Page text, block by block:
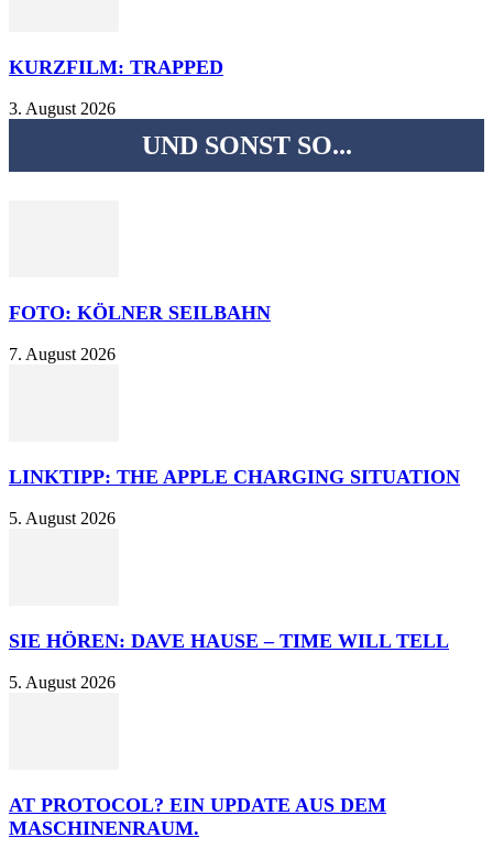
KURZFILM: TRAPPED
3. August 2026
UND SONST SO...
FOTO: KÖLNER SEILBAHN
7. August 2026
LINKTIPP: THE APPLE CHARGING SITUATION
5. August 2026
SIE HÖREN: DAVE HAUSE – TIME WILL TELL
5. August 2026
AT PROTOCOL? EIN UPDATE AUS DEM
MASCHINENRAUM.